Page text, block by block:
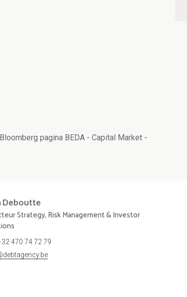
pagina BEDA - Capital Market -
Deboutte
Strategy, Risk Management & Investor
470 74 72 79